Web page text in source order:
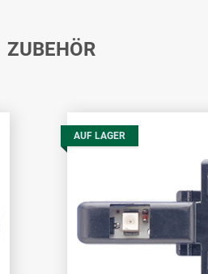
ZUBEHÖR
AUF LAGER